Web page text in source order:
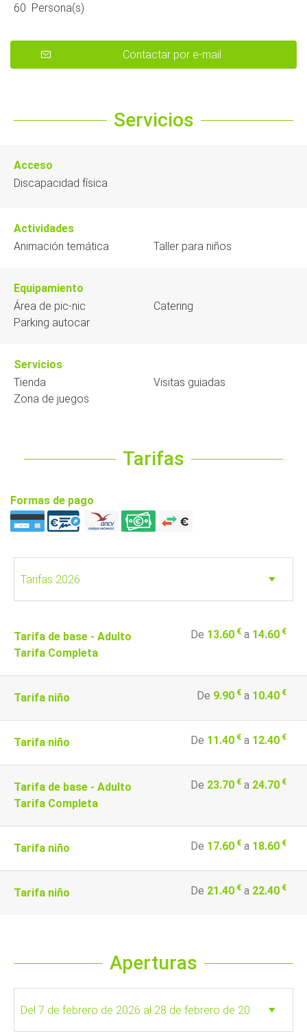
60 Persona(s)
Contactar por e-mail
Servicios
Acceso
Discapacidad física
Actividades
Animación temática
Taller para niños
Equipamiento
Área de pic-nic
Parking autocar
Catering
Servicios
Tienda
Zona de juegos
Visitas guiadas
Tarifas
Formas de pago
Tarifa de base - Adulto
Tarifa Completa
De 13.60 € a 14.60 €
Tarifa niño De 9.90 € a 10.40 €
Tarifa niño De 11.40 € a 12.40 €
Tarifa de base - Adulto
Tarifa Completa
De 23.70 € a 24.70 €
Tarifa niño De 17.60 € a 18.60 €
Tarifa niño De 21.40 € a 22.40 €
Aperturas